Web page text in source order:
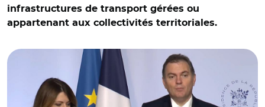
infrastructures de transport gérées ou
appartenant aux collectivités territoriales.
© Capture vidéo @Élysée/ Maud Bregeon et Philippe